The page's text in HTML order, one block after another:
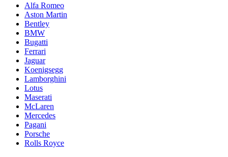
Alfa Romeo
Aston Martin
Bentley
BMW
Bugatti
Ferrari
Jaguar
Koenigsegg
Lamborghini
Lotus
Maserati
McLaren
Mercedes
Pagani
Porsche
Rolls Royce